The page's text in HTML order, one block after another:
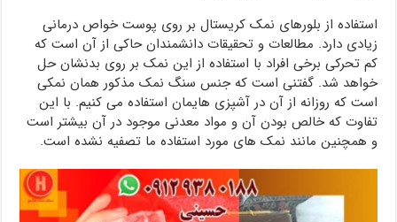
استفاده از بلورهای نمک کریستال بر روی پوست خواص درمانی
زیادی دارد. مطالعات و تحقیقات دانشمندان حاکی از آن است که
کم تحرکی برخی افراد با استفاده از این نمک بر روی بدنشان حل
خواهد شد. گفتنی است که جنس سنگ نمک مذکور همان نمکی
است که روزانه از آن در آشپزی هایمان استفاده می کنیم. با این
تفاوت که خالص بودن آن و مواد معدنی موجود در آن بیشتر است
و همچنین مانند نمک های مورد استفاده ما تصفیه نشده است.